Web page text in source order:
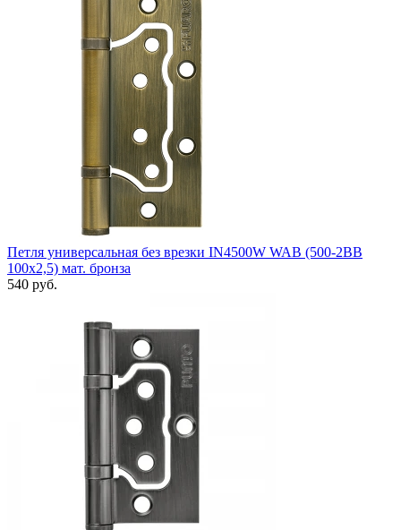
Петля универсальная без врезки IN4500W WAB (500-2BB
100x2,5) мат. бронза
540 руб.